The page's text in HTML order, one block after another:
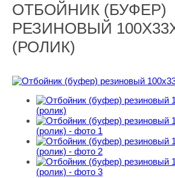
ОТБОЙНИК (БУФЕР)
РЕЗИНОВЫЙ
(РОЛИК)